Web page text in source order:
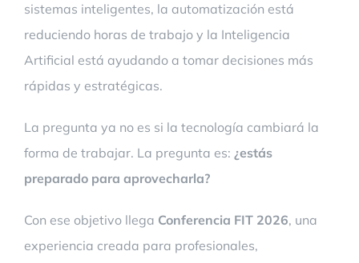
sistemas inteligentes, la automatización está
reduciendo horas de trabajo y la Inteligencia
Artificial está ayudando a tomar decisiones más
rápidas y estratégicas.
La pregunta ya no es si la tecnología cambiará la
forma de trabajar. La pregunta es: ¿estás
preparado para aprovecharla?
Con ese objetivo llega Conferencia FIT 2026, una
experiencia creada para profesionales,